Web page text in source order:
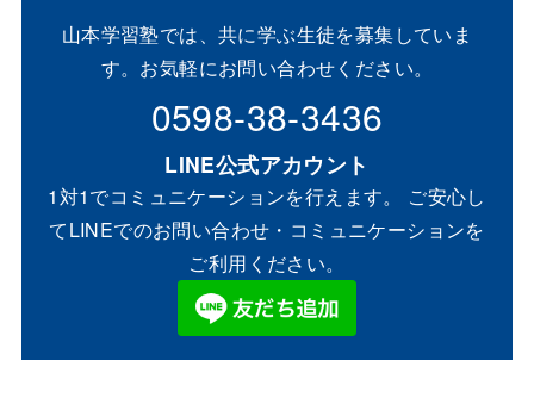
山本学習塾では、共に学ぶ生徒を募集していま
す。お気軽にお問い合わせください。
0598-38-3436
LINE公式アカウント
1対1でコミュニケーションを行えます。 ご安心し
てLINEでのお問い合わせ・コミュニケーションを
ご利用ください。